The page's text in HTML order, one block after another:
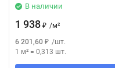
В наличии
1 938 ₽ /м²
6 201,60 ₽ /шт.
1 м² = 0,313 шт.